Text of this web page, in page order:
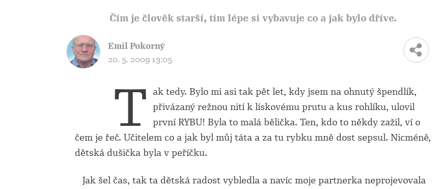
Čím je člověk starší, tím lépe si vybavuje co a jak bylo dříve.
Emil Pokorný
20. 5. 2009 13:05
T ak tedy. Bylo mi asi tak pět let, kdy jsem na ohnutý špendlík,
přivázaný režnou nití k lískovému prutu a kus rohlíku, ulovil
první RYBU! Byla to malá bělička. Ten, kdo to někdy zažil, ví o
čem je řeč. Učitelem co a jak byl můj táta a za tu rybku mně dost sepsul. Nicméně,
dětská dušička byla v peříčku.
Jak šel čas, tak ta dětská radost vybledla a navíc moje partnerka neprojevovala